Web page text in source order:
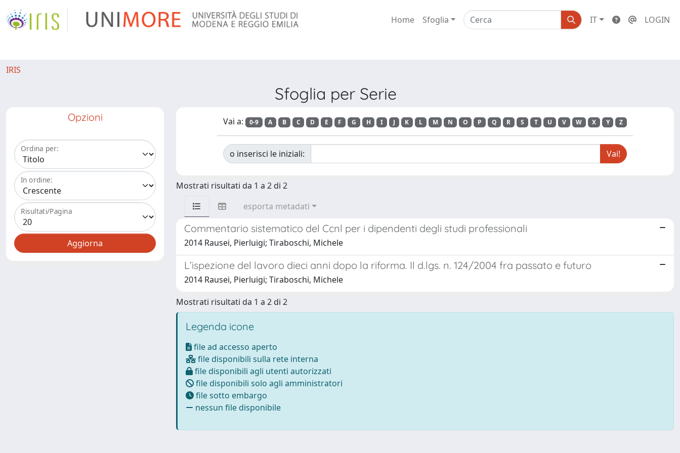
Home Sfoglia IT LOGIN
IRIS
Sfoglia per Serie
Opzioni
Ordina per:
In ordine:
Risultati/Pagina
Vai a: 0-9 A B C D E F G H I J K L M N O P Q R S T U V W X Y Z
o inserisci le iniziali:
Mostrati risultati da 1 a 2 di 2
esporta metadati
Commentario sistematico del Ccnl per i dipendenti degli studi professionali
2014 Rausei, Pierluigi; Tiraboschi, Michele
L’ispezione del lavoro dieci anni dopo la riforma. Il d.lgs. n. 124/2004 fra passato e futuro
2014 Rausei, Pierluigi; Tiraboschi, Michele
Mostrati risultati da 1 a 2 di 2
Legenda icone
file ad accesso aperto
file disponibili sulla rete interna
file disponibili agli utenti autorizzati
file disponibili solo agli amministratori
file sotto embargo
nessun file disponibile